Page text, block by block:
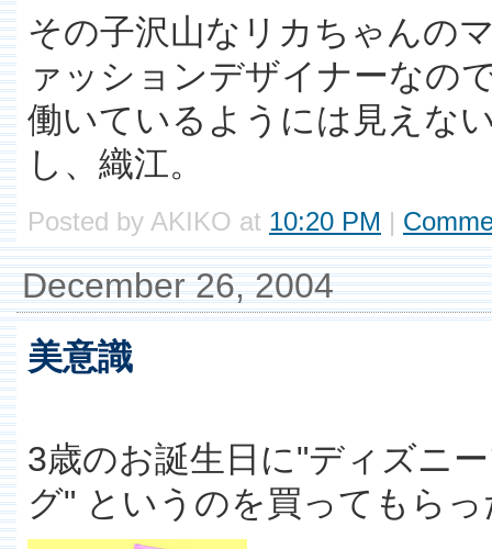
その子沢山なリカちゃんの
ァッションデザイナーなの
働いているようには見えな
し、織江。
Posted by AKIKO at 10:20 PM |
December 26, 2004
美意識
3歳のお誕生日に"ディズニ
グ" というのを買ってもら